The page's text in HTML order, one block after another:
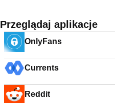
Przeglądaj aplikacje
OnlyFans
Currents
Reddit